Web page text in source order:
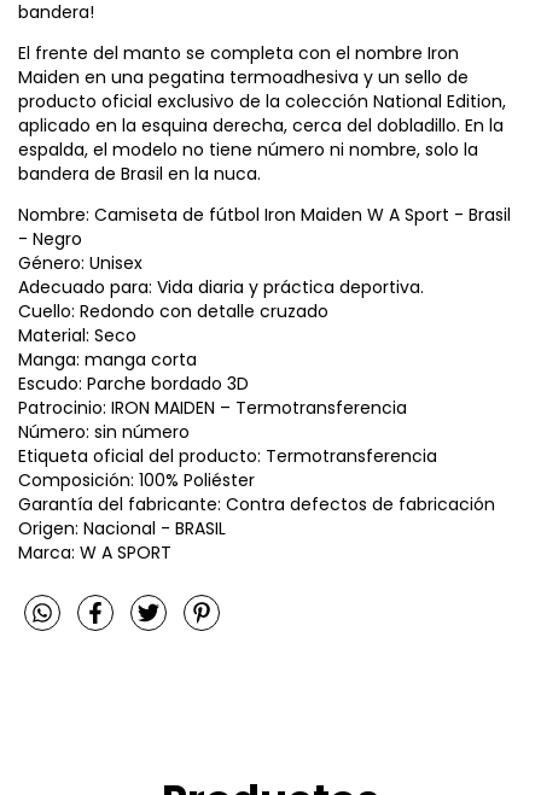
bandera!
El frente del manto se completa con el nombre Iron
Maiden en una pegatina termoadhesiva y un sello de
producto oficial exclusivo de la colección National Edition,
aplicado en la esquina derecha, cerca del dobladillo. En la
espalda, el modelo no tiene número ni nombre, solo la
bandera de Brasil en la nuca.
Nombre: Camiseta de fútbol Iron Maiden W A Sport - Brasil
- Negro
Género: Unisex
Adecuado para: Vida diaria y práctica deportiva.
Cuello: Redondo con detalle cruzado
Material: Seco
Manga: manga corta
Escudo: Parche bordado 3D
Patrocinio: IRON MAIDEN – Termotransferencia
Número: sin número
Etiqueta oficial del producto: Termotransferencia
Composición: 100% Poliéster
Garantía del fabricante: Contra defectos de fabricación
Origen: Nacional - BRASIL
Marca: W A SPORT